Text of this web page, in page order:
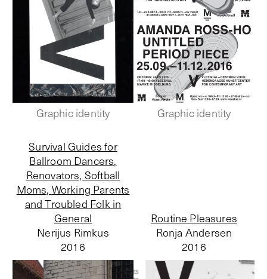
Graphic identity Graphic identity
Survival Guides for
Ballroom Dancers,
Renovators, Softball
Moms, Working Parents
and Troubled Folk in
General
Nerijus Rimkus
2016
Routine Pleasures
Ronja Andersen
2016